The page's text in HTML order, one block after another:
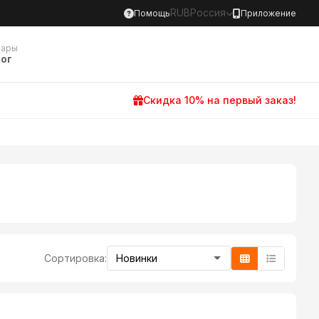
Помощь RUBРоссия Приложение
Скидка 10% на первый заказ!
Сортировка: